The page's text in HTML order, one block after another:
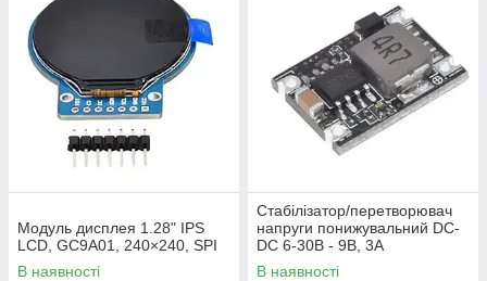
Модуль дисплея 1.28" IPS
LCD, GC9A01, 240×240, SPI
В наявності
Стабілізатор/перетворювач
напруги понижувальний DC-
DC 6-30В - 9В, 3А
В наявності